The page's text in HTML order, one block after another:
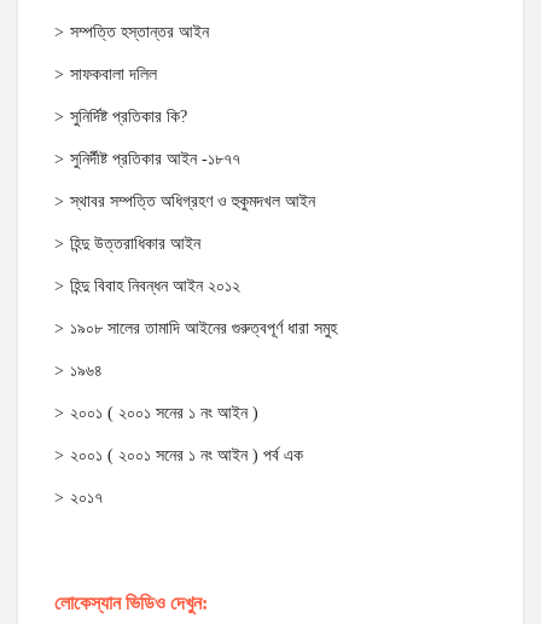
সম্পত্তি হস্তান্তর আইন
সাফকবালা দলিল
সুনির্দিষ্ট প্রতিকার কি?
সুনির্দীষ্ট প্রতিকার আইন -১৮৭৭
স্থাবর সম্পত্তি অধিগ্রহণ ও হুকুমদখল আইন
হিন্দু উত্তরাধিকার আইন
হিন্দু বিবাহ নিবন্ধন আইন ২০১২
১৯০৮ সালের তামাদি আইনের গুরুত্বপূর্ণ ধারা সমুহ
১৯৬৪
২০০১ ( ২০০১ সনের ১ নং আইন )
২০০১ ( ২০০১ সনের ১ নং আইন ) পর্ব এক
২০১৭
লোকেস্যান ভিডিও দেখুন: